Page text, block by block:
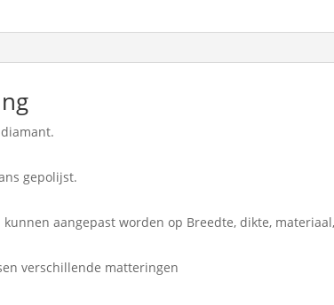
gepolijst.
kunnen aangepast worden op Breedte, dikte,
verschillende matteringen